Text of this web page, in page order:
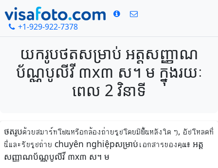
+1-929-922-7378
យករូបថតសម្រាប់ អត្តសញ្ញាណ
ប័ណ្ណបូលីវី ៣x៣ ស។ ម ក្នុងរយៈ
ពេល 2 វិនាទី
ថតរូបด้วยสมาร์ทโฟนหรือกล้องถ่ายรูปโดยมีพื้นหลังใด ๆ, อัปโหลดที่
นี่และรับรูปถ่าย chuyên nghiệpសម្រាប់เอกสารของคุณ៖ អត្ត
សញ្ញាណប័ណ្ណបូលីវី ៣x៣ ស។ ម